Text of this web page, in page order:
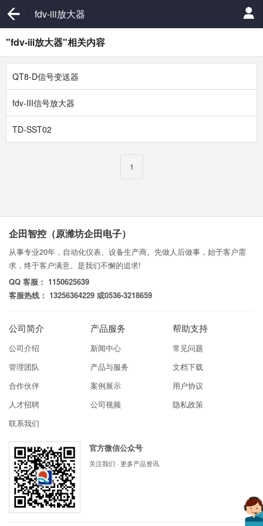
fdv-iii放大器
"fdv-iii放大器"相关内容
QT8-D信号变送器
fdv-III信号放大器
TD-SST02
1
企田智控（原潍坊企田电子）
从事专业20年，自动化仪表、设备生产商。先做人后做事，始于客户需
求，终于客户满意。是我们不懈的追求!
QQ 客服： 1150625639
客服热线： 13256364229 或0536-3218659
公司简介
公司介绍
管理团队
合作伙伴
人才招聘
联系我们
产品服务
新闻中心
产品与服务
案例展示
公司视频
帮助支持
常见问题
文档下载
用户协议
隐私政策
官方微信公众号
关注我们 · 更多产品资讯